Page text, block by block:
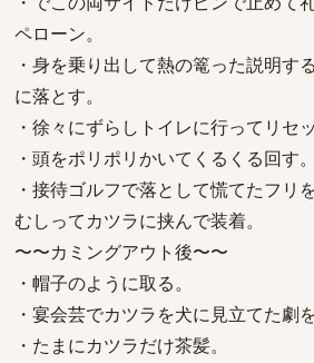
ペローン。
・身を乗り出して熱の篭った説明す
に落とす。
・徐々にずらしトイレに行ってリセ
・頭をポリポリかいてくるくる回す。
・接待ゴルフで落として慌てたフリ
むしってカツラに挟んで装着。
〜〜カミングアウト後〜〜
・帽子のように取る。
・宴会芸でカツラを犬に見立てた劇を
・たまにカツラだけ茶髪。